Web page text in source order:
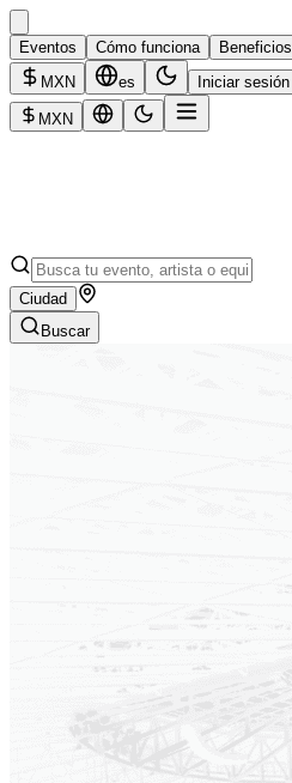
Eventos Cómo funciona
Beneficios
MXN
es Iniciar sesión
MXN
Ciudad
Buscar